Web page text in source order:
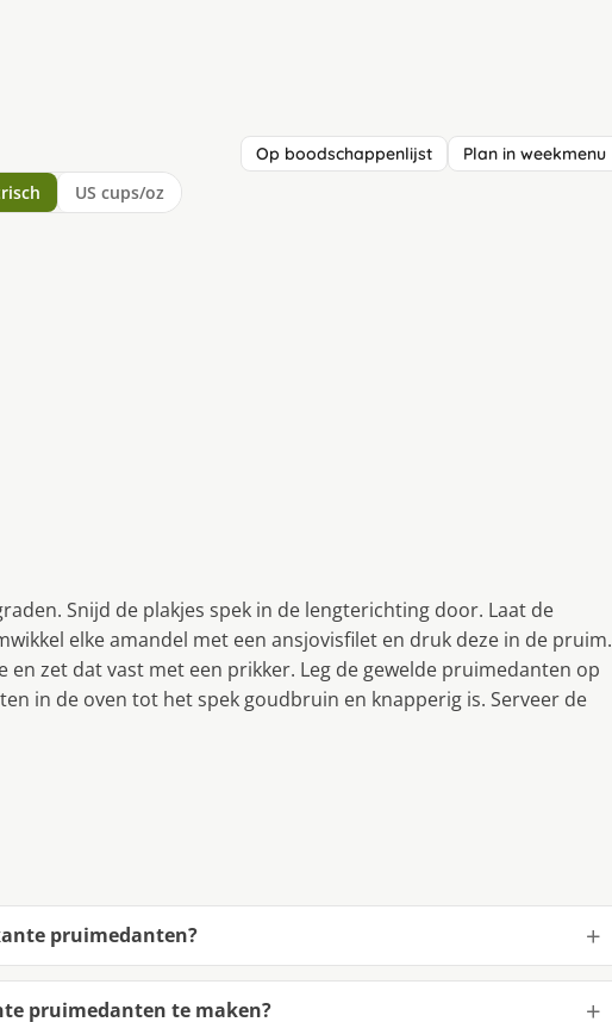
Op boodschappenlijst Plan in weekmenu
US cups/oz
Snijd de plakjes spek in de lengterichting door. Laat de
elke amandel met een ansjovisfilet en druk deze in de pruim.
en zet dat vast met een prikker. Leg de gewelde pruimedanten op
in de oven tot het spek goudbruin en knapperig is. Serveer de
pruimedanten?
pruimedanten te maken?